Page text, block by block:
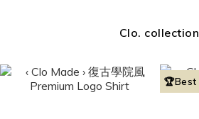
Clo. collection
🏆Best